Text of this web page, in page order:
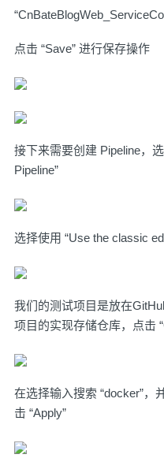
点击 “Save” 进行保存操作
接下来需要创建 Pipeline，
Pipeline”
选择使用 “Use the classic
我们的测试项目是放在
项目的实现存储仓库，点击
在选择输入搜索 “docker”，
击 “Apply”